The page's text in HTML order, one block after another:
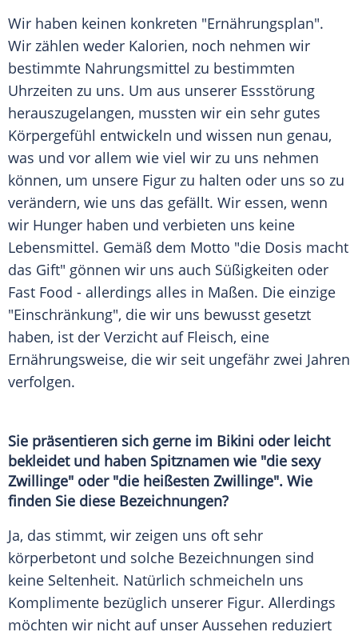
Wir haben keinen konkreten "Ernährungsplan".
Wir zählen weder Kalorien, noch nehmen wir
bestimmte Nahrungsmittel zu bestimmten
Uhrzeiten zu uns. Um aus unserer Essstörung
herauszugelangen, mussten wir ein sehr gutes
Körpergefühl entwickeln und wissen nun genau,
was und vor allem wie viel wir zu uns nehmen
können, um unsere Figur zu halten oder uns so zu
verändern, wie uns das gefällt. Wir essen, wenn
wir Hunger haben und verbieten uns keine
Lebensmittel. Gemäß dem Motto "die Dosis macht
das Gift" gönnen wir uns auch Süßigkeiten oder
Fast Food - allerdings alles in Maßen. Die einzige
"Einschränkung", die wir uns bewusst gesetzt
haben, ist der Verzicht auf Fleisch, eine
Ernährungsweise, die wir seit ungefähr zwei Jahren
verfolgen.
Sie präsentieren sich gerne im Bikini oder leicht
bekleidet und haben Spitznamen wie "die sexy
Zwillinge" oder "die heißesten Zwillinge". Wie
finden Sie diese Bezeichnungen?
Ja, das stimmt, wir zeigen uns oft sehr
körperbetont und solche Bezeichnungen sind
keine Seltenheit. Natürlich schmeicheln uns
Komplimente bezüglich unserer Figur. Allerdings
möchten wir nicht auf unser Aussehen reduziert